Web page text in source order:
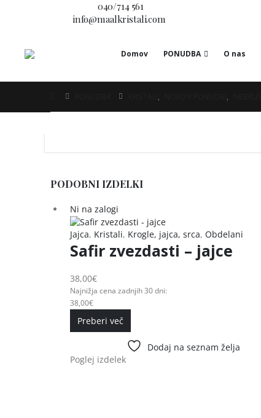
040/714 561
info@maalkristali.com
Domov PONUDBA O nas
, ,
PODOBNI IZDELKI
Ni na zalogi
Jajca, Kristali, Krogle, jajca, srca, Obdelani
Safir zvezdasti – jajce
38,00€
Najnižja cena zadnjih 30 dni:
38,00€
Preberi več
Dodaj na seznam želja
Poglej izdelek